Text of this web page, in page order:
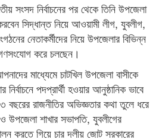
সংসদ নির্বাচনের পর থেকে তিনি উপজেলা
সিদ্ধান্ত নিয়ে আওয়ামী লীগ, যুবলীগ,
নেতাকর্মীদের নিয়ে উপজেলার বিভিন্ন
করে চলছেন।
মাধ্যেমে চাটখিল উপজেলা বাসীকে
পদপ্রার্থী হওয়ার আনুষ্ঠানিক ভাবে
বছরের রাজনীতির অভিজ্ঞতার কথা তুলে ধরে
উপজেলা শাখার সভাপতি, যুবলীগের
করতে গিয়ে চার দলীয় জোট সরকারের